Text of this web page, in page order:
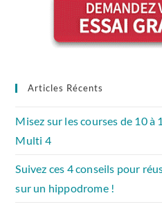
Articles Récents
Misez sur les courses de 10
Multi 4
Suivez ces 4 conseils pour
sur un hippodrome !